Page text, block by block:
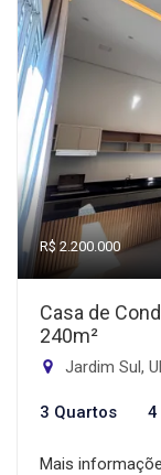
R$ 2.200.000
Casa de
240m²
Jardim Sul,
3 Quartos 4
Mais